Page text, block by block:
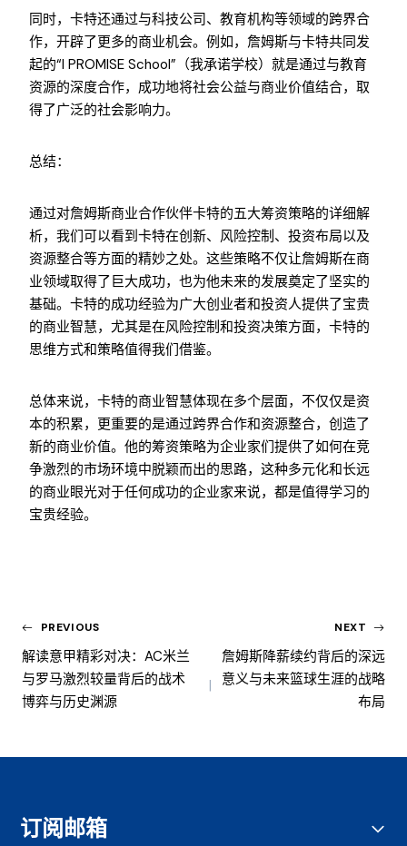
同时，卡特还通过与科技公司、教育机构等领域的跨界合
作，开辟了更多的商业机会。例如，詹姆斯与卡特共同发
起的“I PROMISE School”（我承诺学校）就是通过与教育
资源的深度合作，成功地将社会公益与商业价值结合，取
得了广泛的社会影响力。
总结：
通过对詹姆斯商业合作伙伴卡特的五大筹资策略的详细解
析，我们可以看到卡特在创新、风险控制、投资布局以及
资源整合等方面的精妙之处。这些策略不仅让詹姆斯在商
业领域取得了巨大成功，也为他未来的发展奠定了坚实的
基础。卡特的成功经验为广大创业者和投资人提供了宝贵
的商业智慧，尤其是在风险控制和投资决策方面，卡特的
思维方式和策略值得我们借鉴。
总体来说，卡特的商业智慧体现在多个层面，不仅仅是资
本的积累，更重要的是通过跨界合作和资源整合，创造了
新的商业价值。他的筹资策略为企业家们提供了如何在竞
争激烈的市场环境中脱颖而出的思路，这种多元化和长远
的商业眼光对于任何成功的企业家来说，都是值得学习的
宝贵经验。
PREVIOUS
解读意甲精彩对决：AC米兰
与罗马激烈较量背后的战术
博弈与历史渊源
NEXT
詹姆斯降薪续约背后的深远
意义与未来篮球生涯的战略
布局
订阅邮箱